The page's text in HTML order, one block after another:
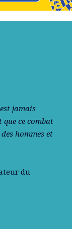
jamais
que ce combat
hommes et
du